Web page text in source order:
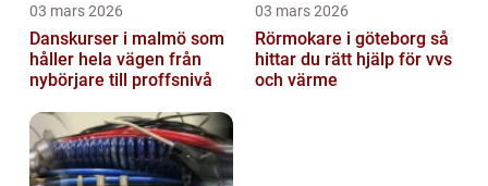
03 mars 2026
Danskurser i malmö som
håller hela vägen från
nybörjare till proffsnivå
03 mars 2026
Rörmokare i göteborg så
hittar du rätt hjälp för vvs
och värme